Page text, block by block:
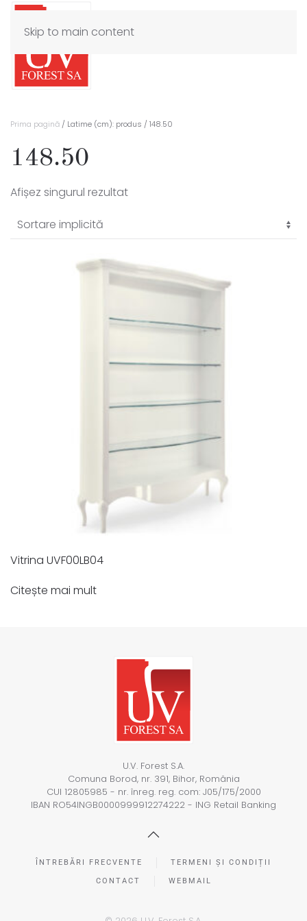
Skip to main content
Prima pagină / Latime (cm): produs / 148.50
148.50
Afișez singurul rezultat
Vitrina UVF00LB04
Citește mai mult
U.V. Forest S.A.
Comuna Borod, nr. 391, Bihor, România
CUI 12805985 - nr. înreg. reg. com: J05/175/2000
IBAN RO54INGB0000999912274222 - ING Retail Banking
ÎNTREBĂRI FRECVENTE TERMENI ȘI CONDIȚII
CONTACT WEBMAIL